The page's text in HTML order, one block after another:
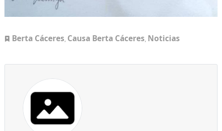
Berta Cáceres, Causa Berta Cáceres, Noticias